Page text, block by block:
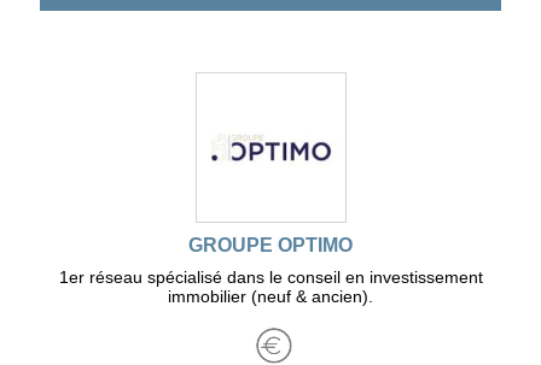
GROUPE OPTIMO
1er réseau spécialisé dans le conseil en investissement
immobilier (neuf & ancien).